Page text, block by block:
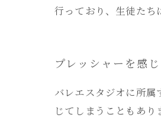
行っており、生徒たち
プレッシャーを感
バレエスタジオに所
じてしまうこともあ